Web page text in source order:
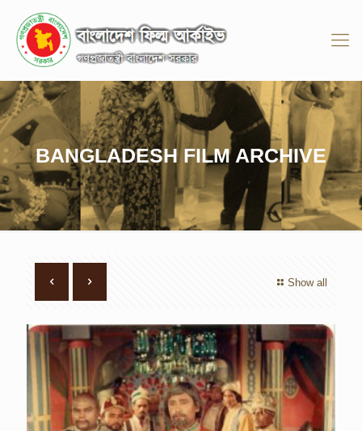
BANGLADESH FILM ARCHIVE
Show all